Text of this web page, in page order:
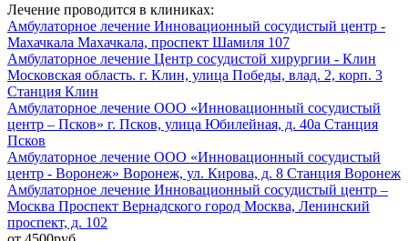
Лечение проводится в клиниках:
Амбулаторное лечение Инновационный сосудистый центр -
Махачкала Махачкала, проспект Шамиля 107
Амбулаторное лечение Центр сосудистой хирургии - Клин
Московская область. г. Клин, улица Победы, влад. 2, корп. 3
Станция Клин
Амбулаторное лечение ООО «Инновационный сосудистый
центр – Псков» г. Псков, улица Юбилейная, д. 40а Станция
Псков
Амбулаторное лечение ООО «Инновационный сосудистый
центр - Воронеж» Воронеж, ул. Кирова, д. 8 Станция Воронеж
Амбулаторное лечение Инновационный сосудистый центр –
Москва Проспект Вернадского город Москва, Ленинский
проспект, д. 102